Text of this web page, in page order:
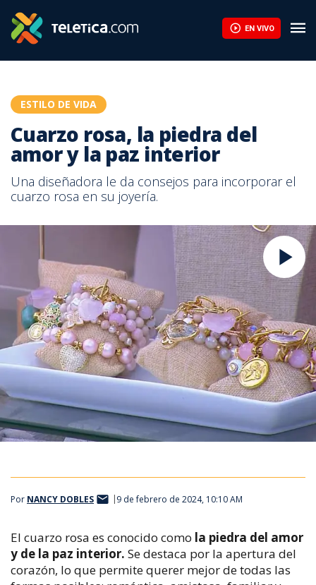
EN VIVO
ESTILO DE VIDA
Cuarzo rosa, la piedra del
amor y la paz interior
Una diseñadora le da consejos para incorporar el
cuarzo rosa en su joyería.
Por NANCY DOBLES 9 de febrero de 2024, 10:10 AM
El cuarzo rosa es conocido como la piedra del amor
y de la paz interior. Se destaca por la apertura del
corazón, lo que permite querer mejor de todas las